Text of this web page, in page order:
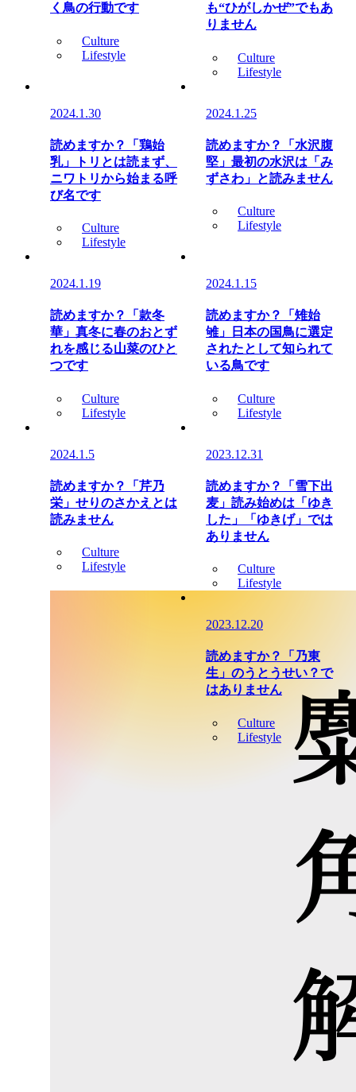
く鳥の行動です
Culture
Lifestyle
も“ひがしかぜ”でもあ
りません
Culture
Lifestyle
2024.1.30
読めますか？「鶏始
乳」トリとは読まず、
ニワトリから始まる呼
び名です
Culture
Lifestyle
2024.1.25
読めますか？「水沢腹
堅」最初の水沢は「み
ずさわ」と読みません
Culture
Lifestyle
2024.1.19
読めますか？「款冬
華」真冬に春のおとず
れを感じる山菜のひと
つです
Culture
Lifestyle
2024.1.15
読めますか？「雉始
雊」日本の国鳥に選定
されたとして知られて
いる鳥です
Culture
Lifestyle
2024.1.5
読めますか？「芹乃
栄」せりのさかえとは
読みません
Culture
Lifestyle
2023.12.31
読めますか？「雪下出
麦」読み始めは「ゆき
した」「ゆきげ」では
ありません
Culture
Lifestyle
2023.12.20
読めますか？「乃東
生」のうとうせい？で
はありません
Culture
Lifestyle